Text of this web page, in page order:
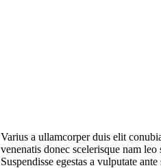
Varius a ullamcorper duis elit
venenatis donec scelerisque nam
Suspendisse egestas a vulputate